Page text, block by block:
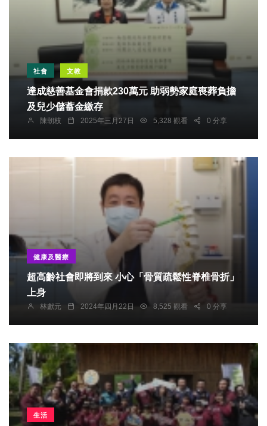
社會 文教
達成慈善基金會捐款230萬元 助弱勢家庭喪葬負擔
及兒少儲蓄金繳存
陳朝枝 2025年三月27日 5,328 觀看 0 分享
健康及醫療
超高齡社會即將到來 小心「骨質疏鬆性脊椎骨折」
上身
林獻元 2024年四月22日 8,525 觀看 0 分享
生活